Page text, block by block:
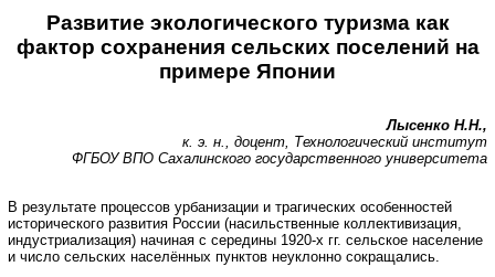
Развитие экологического туризма как
фактор сохранения сельских поселений на
примере Японии
Лысенко Н.Н.,
к. э. н., доцент, Технологический институт
ФГБОУ ВПО Сахалинского государственного университета
В результате процессов урбанизации и трагических особенностей
исторического развития России (насильственные коллективизация,
индустриализация) начиная с середины 1920-х гг. сельское население
и число сельских населённых пунктов неуклонно сокращались.